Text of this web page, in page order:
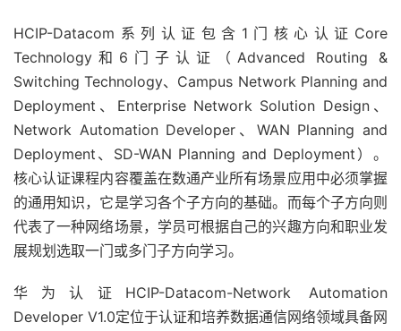
HCIP-Datacom系列认证包含1门核心认证Core
Technology和6门子认证（Advanced Routing &
Switching Technology、Campus Network Planning and
Deployment、Enterprise Network Solution Design、
Network Automation Developer、WAN Planning and
Deployment、SD-WAN Planning and Deployment）。
核心认证课程内容覆盖在数通产业所有场景应用中必须掌握
的通用知识，它是学习各个子方向的基础。而每个子方向则
代表了一种网络场景，学员可根据自己的兴趣方向和职业发
展规划选取一门或多门子方向学习。
华为认证HCIP-Datacom-Network Automation
Developer V1.0定位于认证和培养数据通信网络领域具备网